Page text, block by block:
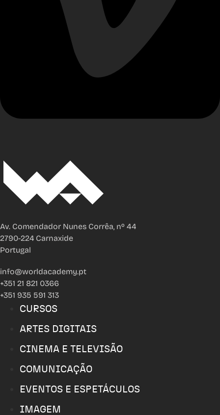
Av. Comendador Nunes Corrêa, nº 44
2790-224 Carnaxide
Portugal
info@worldacademy.pt
+351 21 821 0366
+351 935 591 313
CURSOS
ARTES DIGITAIS
CINEMA E TELEVISÃO
COMUNICAÇÃO
EVENTOS E ESPETÁCULOS
IMAGEM